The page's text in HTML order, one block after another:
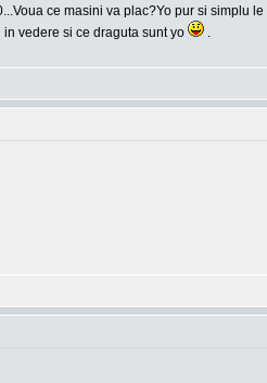
ce masini va plac?Yo pur si simplu
in vedere si ce draguta sunt yo
.